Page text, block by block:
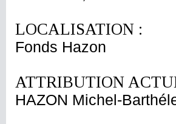
LOCALISATION :
Fonds Hazon
ATTRIBUTION
HAZON Michel-